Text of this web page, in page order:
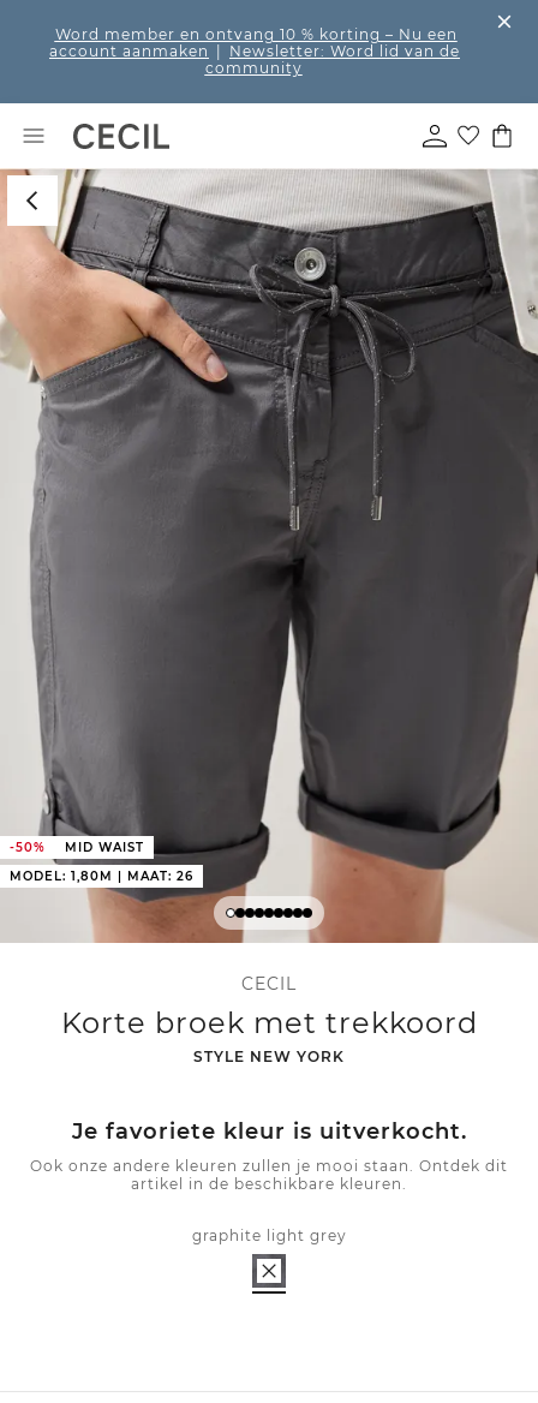
Word member en ontvang 10 % korting – Nu een
account aanmaken
Newsletter: Word lid van de
community
-50%
MID WAIST
MODEL: 1,80M | MAAT: 26
CECIL
Korte broek met trekkoord
-
STYLE NEW YORK
Je favoriete kleur is uitverkocht.
Ook onze andere kleuren zullen je mooi staan. Ontdek dit
artikel in de beschikbare kleuren.
graphite light grey